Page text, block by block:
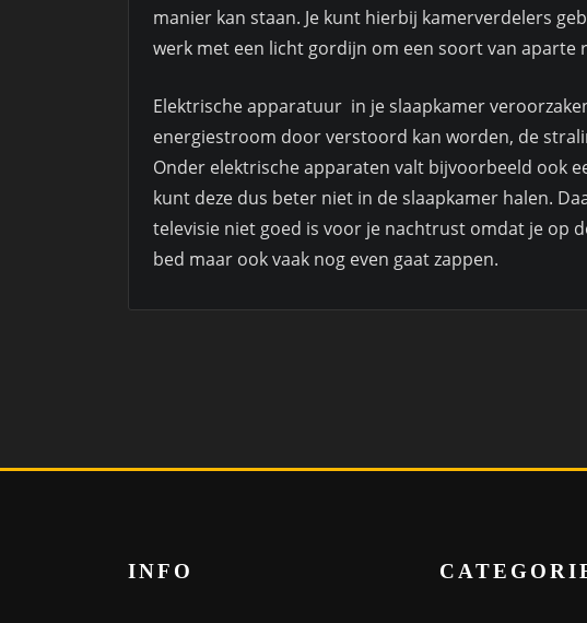
manier kan staan. Je kunt hierbij kamerverdelers
werk met een licht gordijn om een soort van aparte
Elektrische apparatuur in je slaapkamer
energiestroom door verstoord kan worden, de
Onder elektrische apparaten valt bijvoorbeeld ook
kunt deze dus beter niet in de slaapkamer halen.
televisie niet goed is voor je nachtrust omdat je op
bed maar ook vaak nog even gaat zappen.
INFO